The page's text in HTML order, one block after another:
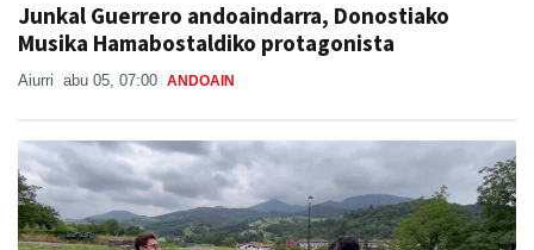
Junkal Guerrero andoaindarra, Donostiako
Musika Hamabostaldiko protagonista
Aiurri abu 05, 07:00 ANDOAIN